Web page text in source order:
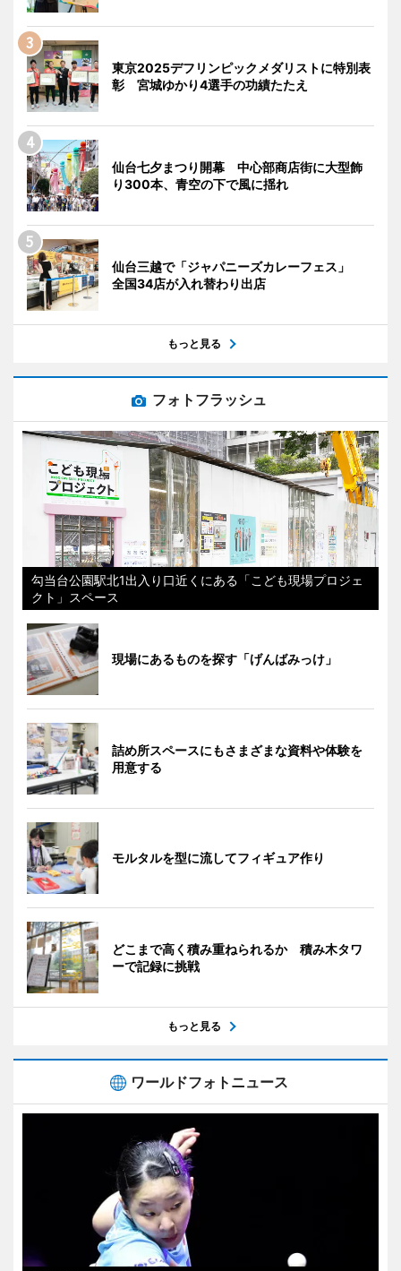
東京2025デフリンピックメダリストに特別表
彰 宮城ゆかり4選手の功績たたえ
仙台七夕まつり開幕 中心部商店街に大型飾
り300本、青空の下で風に揺れ
仙台三越で「ジャパニーズカレーフェス」
全国34店が入れ替わり出店
もっと見る
フォトフラッシュ
勾当台公園駅北1出入り口近くにある「こども現場プロジェ
クト」スペース
現場にあるものを探す「げんばみっけ」
詰め所スペースにもさまざまな資料や体験を
用意する
モルタルを型に流してフィギュア作り
どこまで高く積み重ねられるか 積み木タワ
ーで記録に挑戦
もっと見る
ワールドフォトニュース